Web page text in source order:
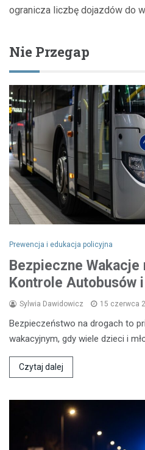
ogranicza liczbę dojazdów do
Nie Przegap
Prewencja i edukacja policyjna
Bezpieczne Wakacje
Kontrole Autobusów
Sylwia Dawidowicz 15 czerwca
Bezpieczeństwo na drogach to
wakacyjnym, gdy wiele dzieci i
Czytaj dalej